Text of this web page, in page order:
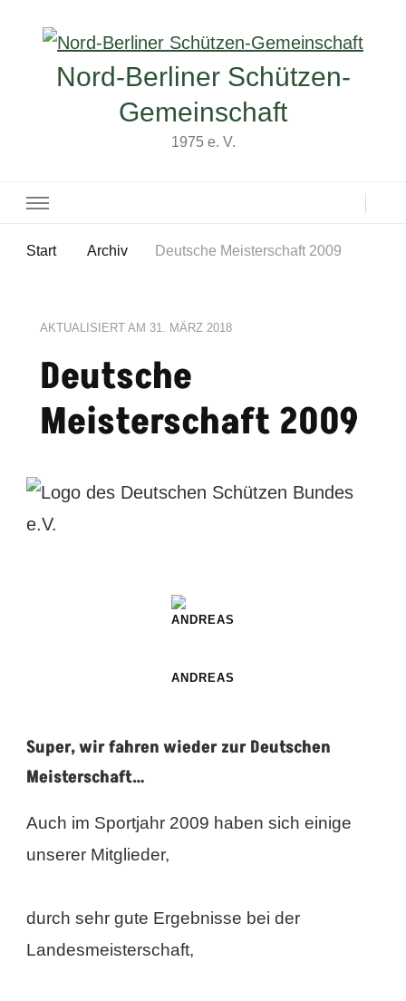
Nord-Berliner Schützen-
Gemeinschaft
1975 e. V.
Start Archiv Deutsche Meisterschaft 2009
AKTUALISIERT AM 31. MÄRZ 2018
Deutsche
Meisterschaft 2009
ANDREAS
Super, wir fahren wieder zur Deutschen
Meisterschaft…
Auch im Sportjahr 2009 haben sich einige
unserer Mitglieder,
durch sehr gute Ergebnisse bei der
Landesmeisterschaft,